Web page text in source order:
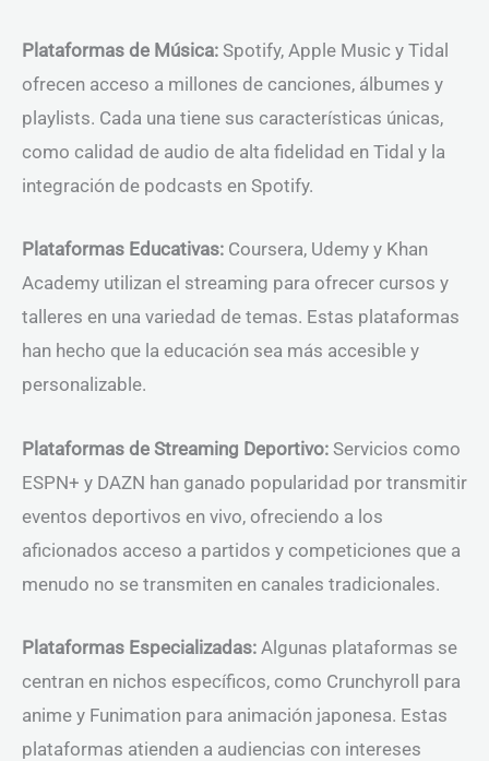
Plataformas de Música: Spotify, Apple Music y Tidal
ofrecen acceso a millones de canciones, álbumes y
playlists. Cada una tiene sus características únicas,
como calidad de audio de alta fidelidad en Tidal y la
integración de podcasts en Spotify.
Plataformas Educativas: Coursera, Udemy y Khan
Academy utilizan el streaming para ofrecer cursos y
talleres en una variedad de temas. Estas plataformas
han hecho que la educación sea más accesible y
personalizable.
Plataformas de Streaming Deportivo: Servicios como
ESPN+ y DAZN han ganado popularidad por transmitir
eventos deportivos en vivo, ofreciendo a los
aficionados acceso a partidos y competiciones que a
menudo no se transmiten en canales tradicionales.
Plataformas Especializadas: Algunas plataformas se
centran en nichos específicos, como Crunchyroll para
anime y Funimation para animación japonesa. Estas
plataformas atienden a audiencias con intereses